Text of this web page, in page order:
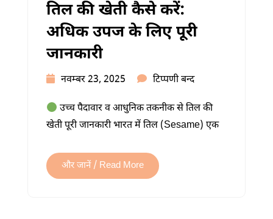
तिल की खेती कैसे करें:
अधिक उपज के लिए पूरी
जानकारी
नवम्बर 23, 2025 टिप्पणी बन्दतिल
खेती
कैसे
उच्च पैदावार व आधुनिक तकनीक से तिल की
खेती पूरी जानकारी भारत में तिल (Sesame) एक
और जानें / Read More